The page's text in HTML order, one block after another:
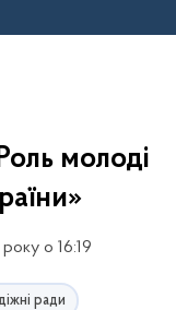
молоді
о 16:19
ради